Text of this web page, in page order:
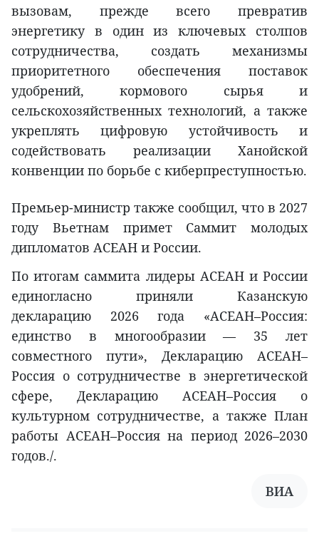
вызовам, прежде всего превратив
энергетику в один из ключевых столпов
сотрудничества, создать механизмы
приоритетного обеспечения поставок
удобрений, кормового сырья и
сельскохозяйственных технологий, а также
укреплять цифровую устойчивость и
содействовать реализации Ханойской
конвенции по борьбе с киберпреступностью.
Премьер-министр также сообщил, что в 2027
году Вьетнам примет Саммит молодых
дипломатов АСЕАН и России.
По итогам саммита лидеры АСЕАН и России
единогласно приняли Казанскую
декларацию 2026 года «АСЕАН–Россия:
единство в многообразии — 35 лет
совместного пути», Декларацию АСЕАН–
Россия о сотрудничестве в энергетической
сфере, Декларацию АСЕАН–Россия о
культурном сотрудничестве, а также План
работы АСЕАН–Россия на период 2026–2030
годов./.
ВИА